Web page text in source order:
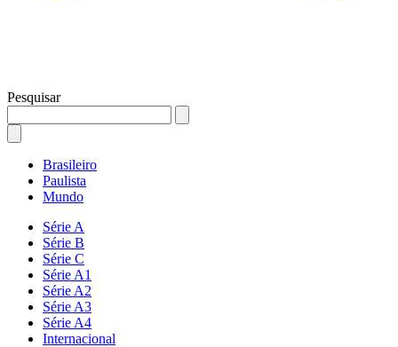
Pesquisar
Brasileiro
Paulista
Mundo
Série A
Série B
Série C
Série A1
Série A2
Série A3
Série A4
Internacional